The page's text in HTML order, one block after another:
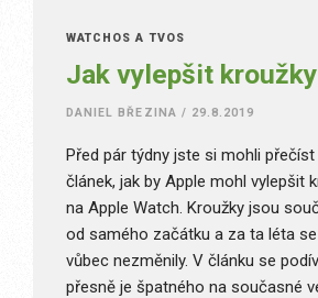
WATCHOS A TVOS
Jak vylepšit
DANIEL BŘEZINA / 29.8.2019
Před pár týdny jste si mohli
článek, jak by Apple mohl vylepšit
na Apple Watch. Kroužky jsou
od samého začátku a za ta léta
vůbec nezměnily. V článku se
přesně je špatného na současné